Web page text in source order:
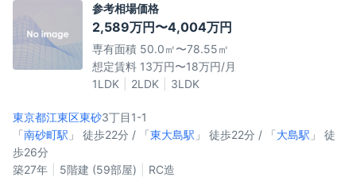
参考相場価格
2,589万円〜4,004万円
専有面積 50.0㎡〜78.55㎡
想定賃料 13万円〜18万円/月
1LDK
2LDK 3LDK
東京都江東区東砂3丁目1-1
「南砂町駅 」 徒歩22分 / 「東大島駅 」 徒歩22分 / 「大島駅 」 徒
歩26分
築27年
5階建 (59部屋) RC造